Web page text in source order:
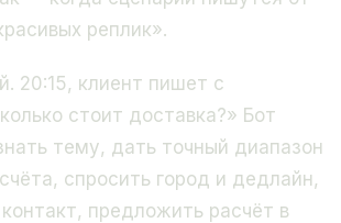
реплик».
20:15, клиент пишет с
стоит доставка?» Бот
тему, дать точный диапазон
спросить город и дедлайн,
предложить расчёт в